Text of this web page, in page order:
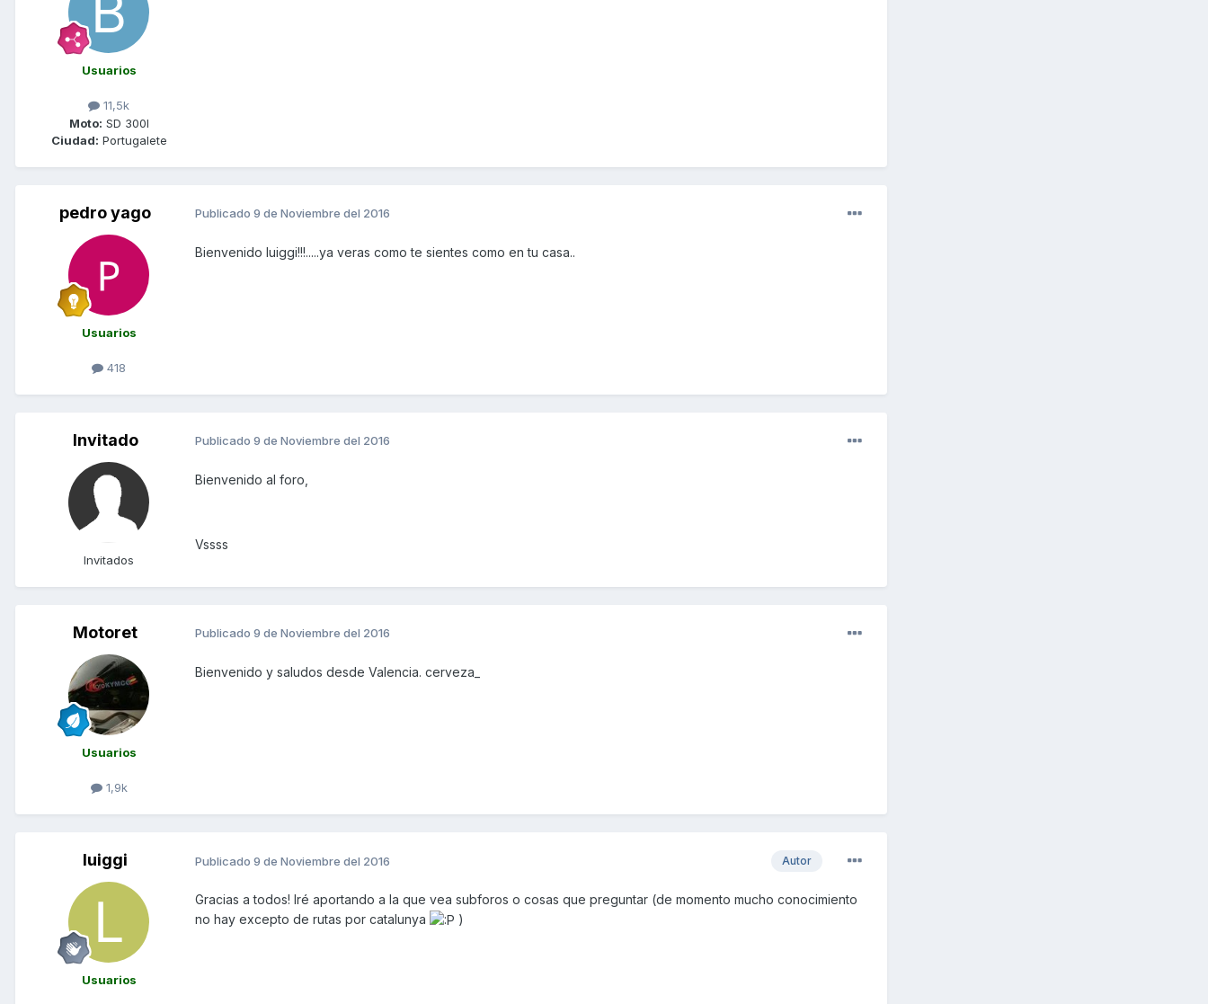
Usuarios
11,5k
Moto: SD 300I
Ciudad: Portugalete
pedro yago
Usuarios
418
Publicado 9 de Noviembre del 2016
Bienvenido luiggi!!!.....ya veras como te sientes como en tu casa..
Invitado
Invitados
Publicado 9 de Noviembre del 2016
Bienvenido al foro,
Vssss
Motoret
Usuarios
1,9k
Publicado 9 de Noviembre del 2016
Bienvenido y saludos desde Valencia. cerveza_
luiggi
Usuarios
Autor
Publicado 9 de Noviembre del 2016
Gracias a todos! Iré aportando a la que vea subforos o cosas que preguntar (de momento mucho conocimiento
no hay excepto de rutas por catalunya
)